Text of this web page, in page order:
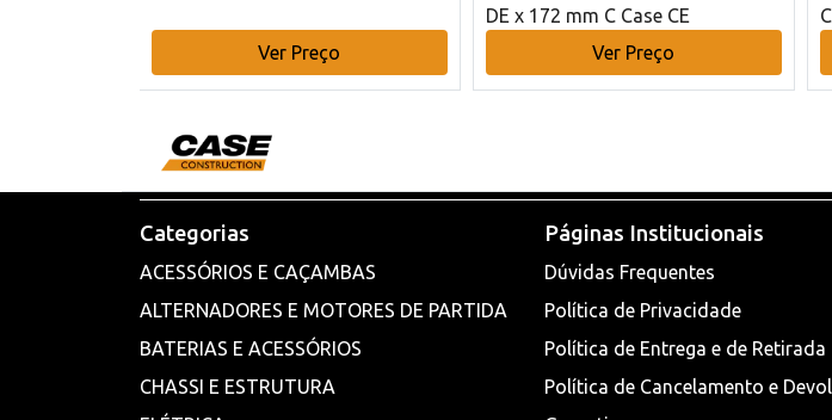
Ver Preço
DE x 172 mm C Case CE
Ver Preço
Categorias
ACESSÓRIOS E CAÇAMBAS
ALTERNADORES E MOTORES DE PARTIDA
BATERIAS E ACESSÓRIOS
CHASSI E ESTRUTURA
Páginas Institucionais
Dúvidas Frequentes
Política de Privacidade
Política de Entrega e de Retirada
Política de Cancelamento e